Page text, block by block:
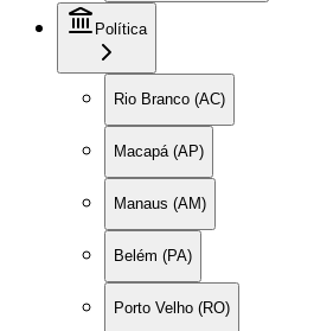
Política
Rio Branco (AC)
Macapá (AP)
Manaus (AM)
Belém (PA)
Porto Velho (RO)